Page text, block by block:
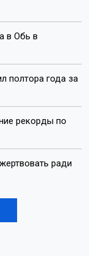
в Обь в
полтора года за
рекорды по
ради